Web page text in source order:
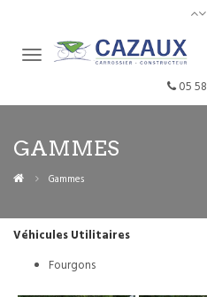
05
GAMMES
Gammes
Véhicules Utilitaires
Fourgons